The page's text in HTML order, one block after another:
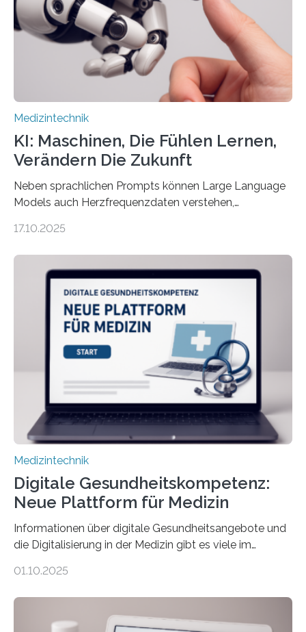
Assistenzsystems, das den Zustand der Person
kontinuierlich erfasst, pflegende Personen unterstützt
und in Notfällen selbstständig Alarm schlägt. „Die Idee
Medizintechnik
KI: Maschinen, Die Fühlen Lernen,
Verändern Die Zukunft
Neben sprachlichen Prompts können Large Language
Models auch Herzfrequenzdaten verstehen,
haben Dr. Morris Gellisch, ehemals an der Ruhr-
und Boris Burr von der Ruhr-Universität Bochum in
dafür eine technische Schnittstelle, über die
physiologische Daten in Echtzeit an das Sprachmodell
übermittelt werden können. Die Künstliche Intelligenz
kann dadurch auch die Sprache des Körpers
einbeziehen, auf die Menschen keinen bewussten
Einfluss nehmen. Das eröffnet…
17.10.2025
Medizintechnik
Digitale Gesundheitskompetenz:
Neue Plattform für Medizin
Informationen über digitale Gesundheitsangebote und
die Digitalisierung in der Medizin gibt es viele im
seriösen und wissenschaftlich abgesicherten Inhalten?
Forscherinnen der Technischen Universität Dresden
01.10.2025